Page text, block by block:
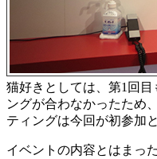
猫好きとしては、第1回
ングが合わなかったため
ティングは今回が初参加
イベントの内容とはまっ